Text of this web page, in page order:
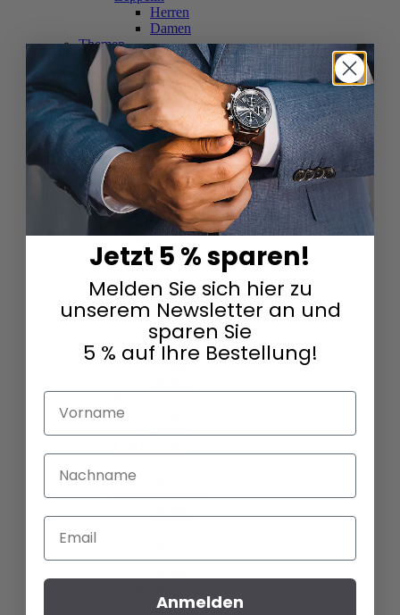
Herren
Damen
Themen
Schnäppchen %
Damen
Herren
Alle Damenuhren
Alle Herrenuhren
Automatikuhren
Damen
Herren
Chronographen
Herren
Damen
Diamantuhren
Digitaluhren
Damen
Herren
Elektrische Uhren
Damen
Herren
Fliegeruhren
Goldene Uhren
Keramikuhren
Kinderuhren
Jetzt 5 % sparen!
Melden Sie sich hier zu
unserem Newsletter an und
sparen Sie
5 % auf Ihre Bestellung!
Vorname
Nachname
Email
Anmelden